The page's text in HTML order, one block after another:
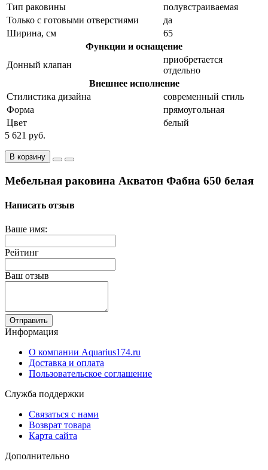
Тип раковины
полувстраиваемая
Только с готовыми отверстиями
да
Ширина, см
65
Функции и оснащение
Донный клапан
приобретается
отдельно
Внешнее исполнение
Стилистика дизайна
современный стиль
Форма
прямоугольная
Цвет
белый
5 621 руб.
В корзину
Мебельная раковина Акватон Фабиа 650 белая
Написать отзыв
Ваше имя:
Рейтинг
Ваш отзыв
Отправить
Информация
О компании Aquarius174.ru
Доставка и оплата
Пользовательское соглашение
Служба поддержки
Связаться с нами
Возврат товара
Карта сайта
Дополнительно